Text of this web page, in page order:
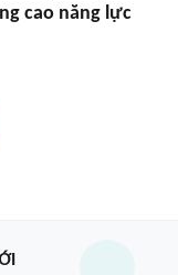
cao năng lực